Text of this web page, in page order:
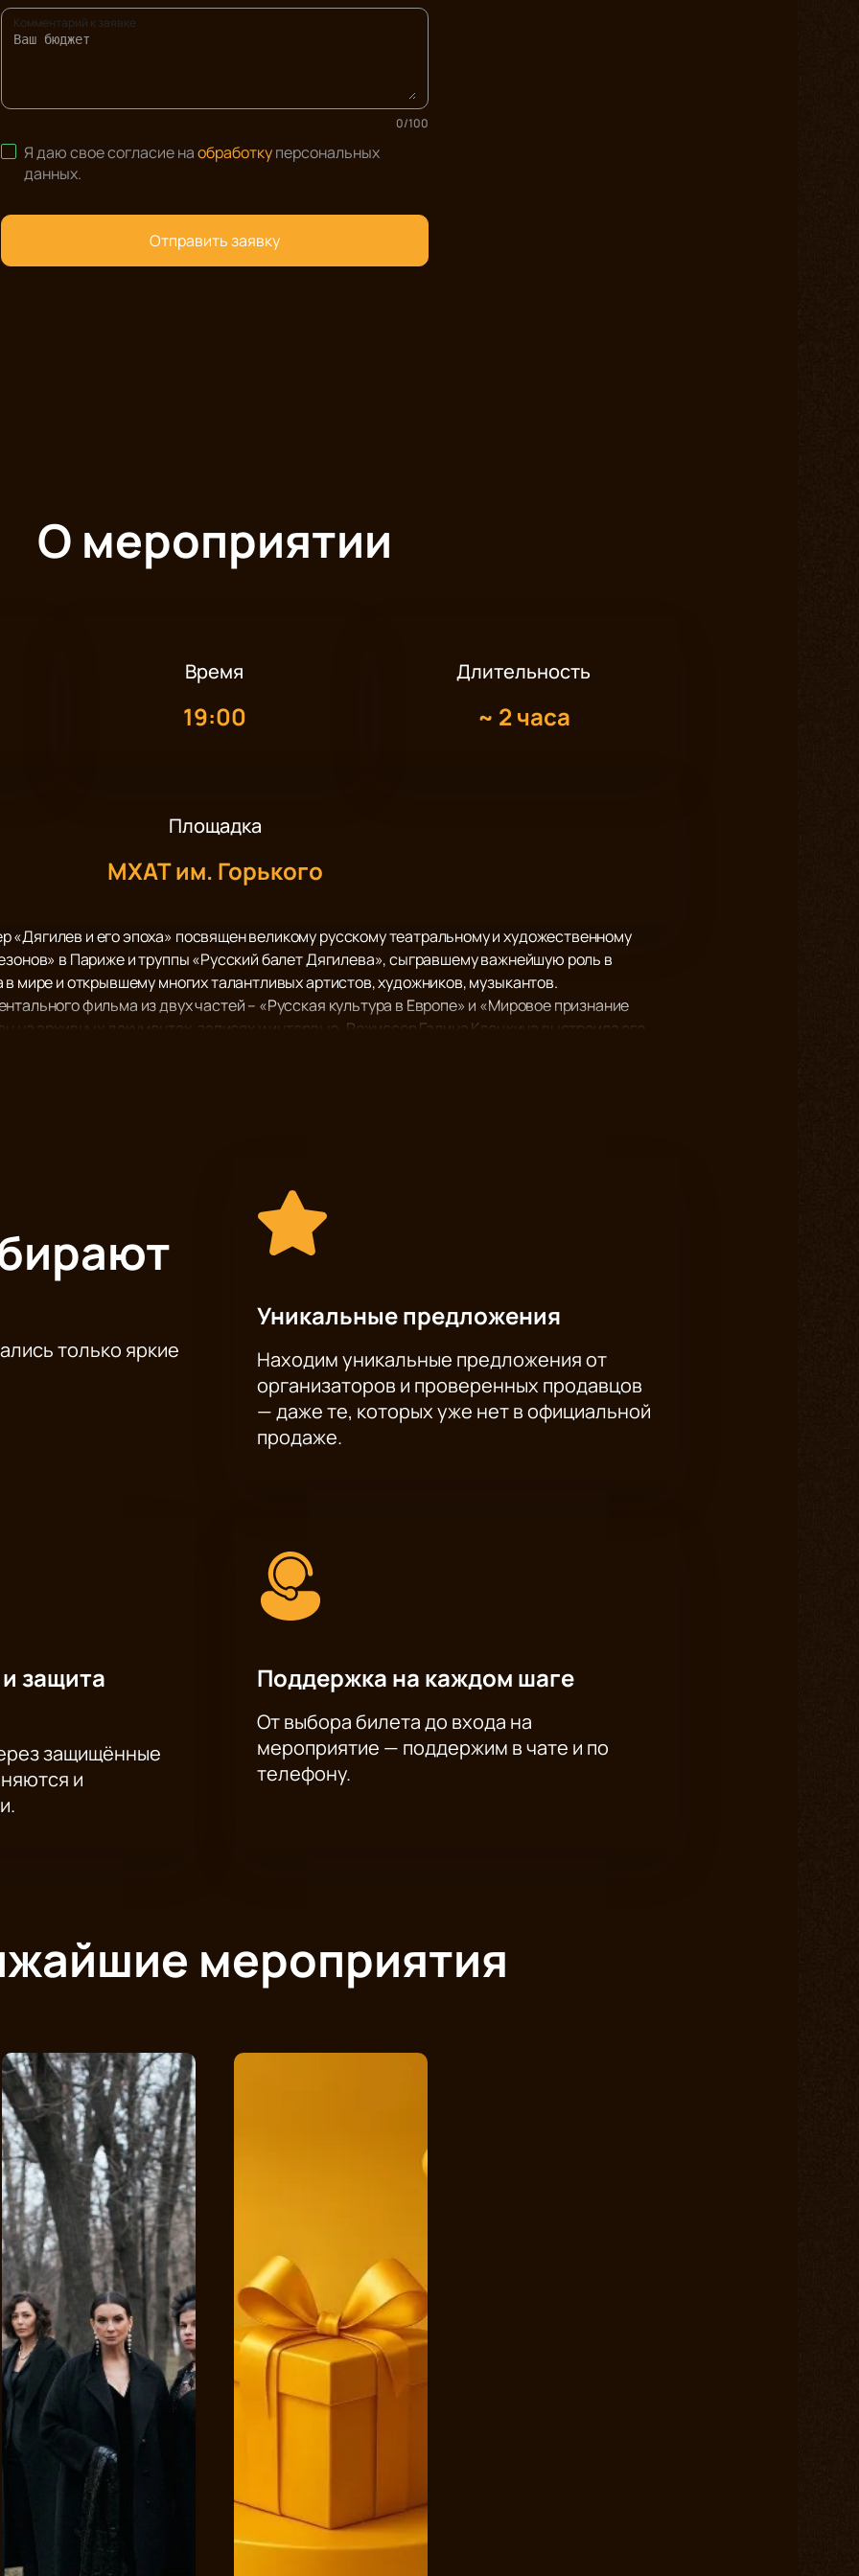
Комментарий к заявке
0/100
Я даю свое согласие наобработкуперсональных
данных.
Отправить заявку
О мероприятии
Время
19:00
Длительность
~ 2 часа
Площадка
МХАТ им. Горького
и его эпоха» посвящен великому русскому театральному и художественному
в Париже и труппы «Русский балет Дягилева», сыгравшему важнейшую роль в
в мире и открывшему многих талантливых артистов, художников, музыкантов.
фильма из двух частей – «Русская культура в Европе» и «Мировое признание
на архивных документах, записях и интервью. Режиссер Галина Клецкина выстроила его
обращалась хроника: Лифарь, Стравинский, окружение Шанель – они рассказывают о
только яркие
Уникальные предложения
Находим уникальные предложения от
организаторов и проверенных продавцов
— даже те, которых уже нет в официальной
продаже.
защита
защищённые
и
Поддержка на каждом шаге
От выбора билета до входа на
мероприятие — поддержим в чате и по
телефону.
мероприятия